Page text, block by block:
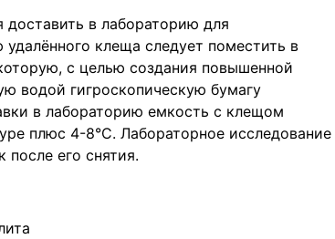
в лабораторию для
клеща следует поместить в
с целью создания повышенной
водой гигроскопическую бумагу
в лабораторию емкость с клещом
плюс 4-8°С. Лабораторное исследование
после его снятия.